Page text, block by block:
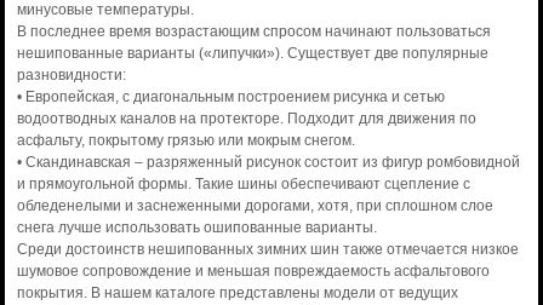
минусовые температуры.
В последнее время возрастающим спросом начинают пользоваться
нешипованные варианты («липучки»). Существует две популярные
разновидности:
• Европейская, с диагональным построением рисунка и сетью
водоотводных каналов на протекторе. Подходит для движения по
асфальту, покрытому грязью или мокрым снегом.
• Скандинавская – разряженный рисунок состоит из фигур ромбовидной
и прямоугольной формы. Такие шины обеспечивают сцепление с
обледенелыми и заснеженными дорогами, хотя, при сплошном слое
снега лучше использовать ошипованные варианты.
Среди достоинств нешипованных зимних шин также отмечается низкое
шумовое сопровождение и меньшая повреждаемость асфальтового
покрытия. В нашем каталоге представлены модели от ведущих